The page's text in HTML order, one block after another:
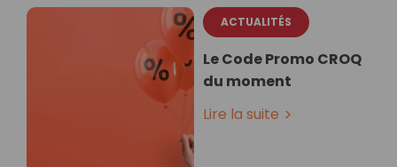
ACTUALITÉS
Le Code Promo CROQ
du moment
Lire la suite